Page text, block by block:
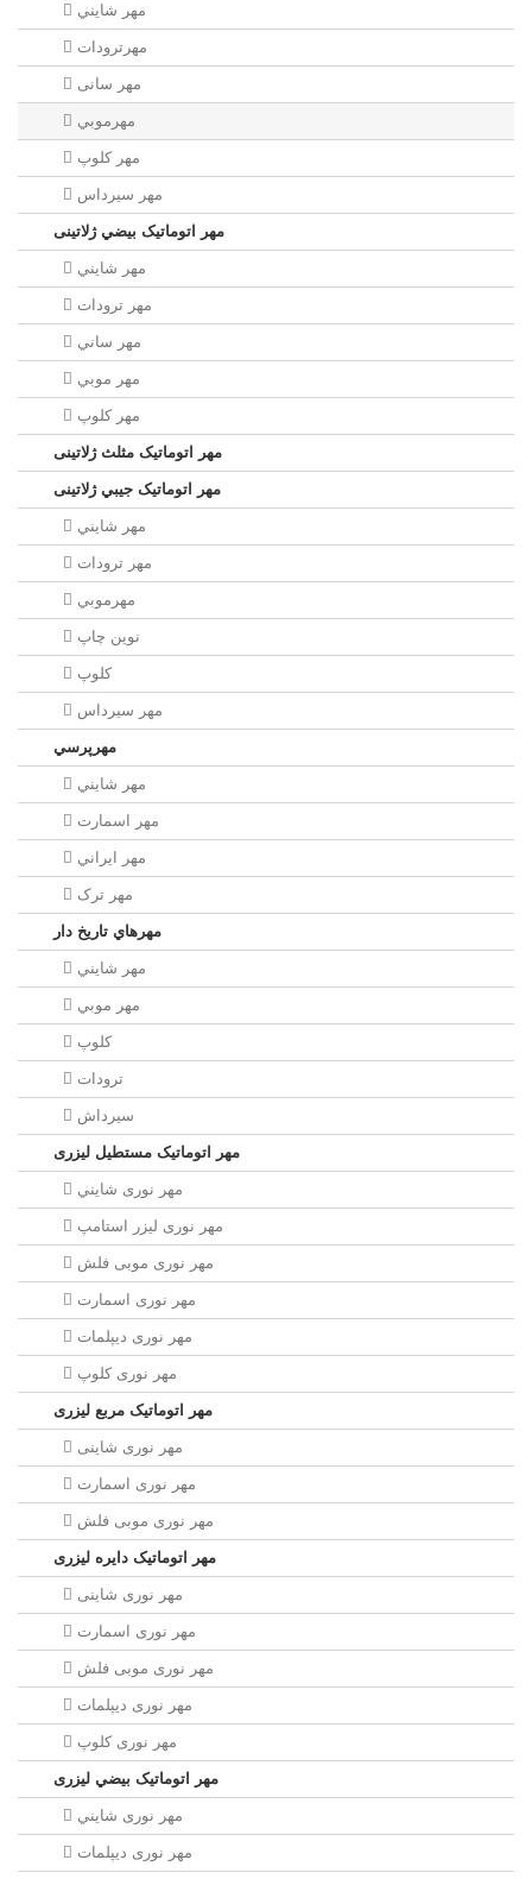
مهر شايني
مهرترودات
مهر سانی
مهرموبي
مهر كلوپ
مهر سيرداس
مهر اتوماتیک بيضي ژلاتینی
مهر شايني
مهر ترودات
مهر ساني
مهر موبي
مهر كلوپ
مهر اتوماتیک مثلث ژلاتینی
مهر اتوماتیک جيبي ژلاتینی
مهر شايني
مهر ترودات
مهرموبي
نوين چاپ
کلوپ
مهر سيرداس
مهرپرسي
مهر شايني
مهر اسمارت
مهر ايراني
مهر ترک
مهرهاي تاريخ دار
مهر شايني
مهر موبي
کلوپ
ترودات
سیرداش
مهر اتوماتیک مستطیل لیزری
مهر نوری شايني
مهر نوری لیزر استامپ
مهر نوری موبی فلش
مهر نوری اسمارت
مهر نوری ديپلمات
مهر نوری کلوپ
مهر اتوماتیک مربع لیزری
مهر نوری شاینی
مهر نوری اسمارت
مهر نوری موبی فلش
مهر اتوماتیک دايره لیزری
مهر نوری شاینی
مهر نوری اسمارت
مهر نوری موبی فلش
مهر نوری دیپلمات
مهر نوری کلوپ
مهر اتوماتیک بيضي لیزری
مهر نوری شايني
مهر نوری دیپلمات